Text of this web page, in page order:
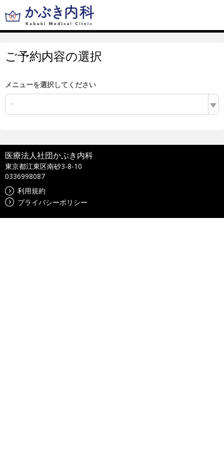
ご予約内容の選択
メニューを選択してください
-
医療法人社団かぶき内科
東京都江東区南砂3-8-10
0336998087
利用規約
プライバシーポリシー